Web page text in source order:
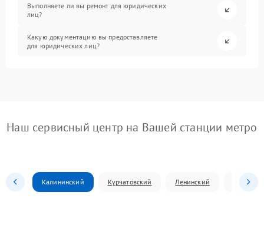
Выполняете ли вы ремонт для юридических
лиц?
Какую документацию вы предоставляете
для юридических лиц?
Наш сервисный центр на Вашей станции метро
Калининский Курчатовский Ленинский